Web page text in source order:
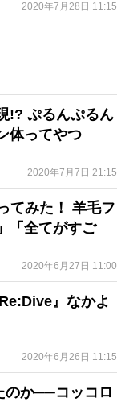
2020年7月28日 11:15
!? ぷるんぷるん
体ってやつ
2020年7月7日 21:15
てみた！ 羊毛フ
「全てがすご
2020年6月27日 11:00
』なかよ
2020年6月26日 11:15
のか──コッコロ